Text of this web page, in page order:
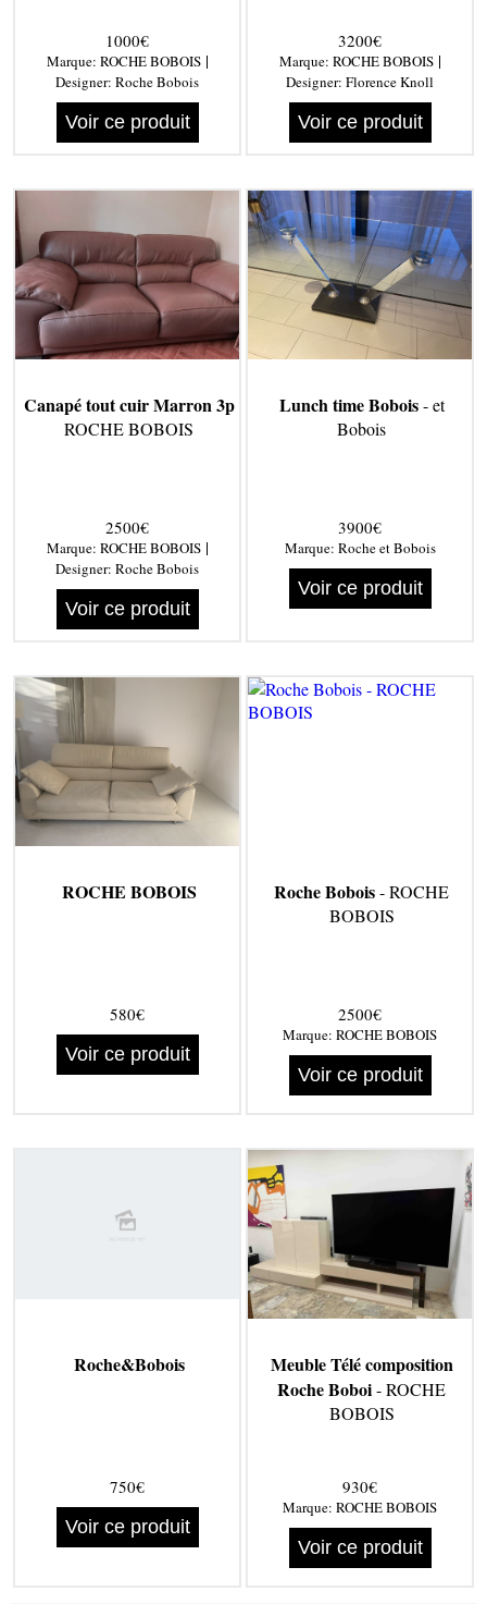
1000€
Marque: ROCHE BOBOIS|
Designer: Roche Bobois
Voir ce produit
3200€
Marque: ROCHE BOBOIS|
Designer: Florence Knoll
Voir ce produit
Canapé tout cuir Marron 3p
ROCHE BOBOIS
2500€
Marque: ROCHE BOBOIS|
Designer: Roche Bobois
Voir ce produit
Lunch time Bobois- et
Bobois
3900€
Marque: Roche et Bobois
Voir ce produit
ROCHE BOBOIS
580€
Voir ce produit
Roche Bobois- ROCHE
BOBOIS
2500€
Marque: ROCHE BOBOIS
Voir ce produit
Roche&Bobois
750€
Voir ce produit
Meuble Télé composition
Roche Boboi- ROCHE
BOBOIS
930€
Marque: ROCHE BOBOIS
Voir ce produit